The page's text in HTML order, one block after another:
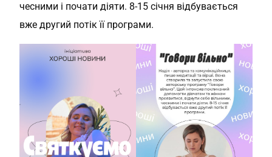
чесними і почати діяти. 8-15 січня відбувається
вже другий потік її програми.